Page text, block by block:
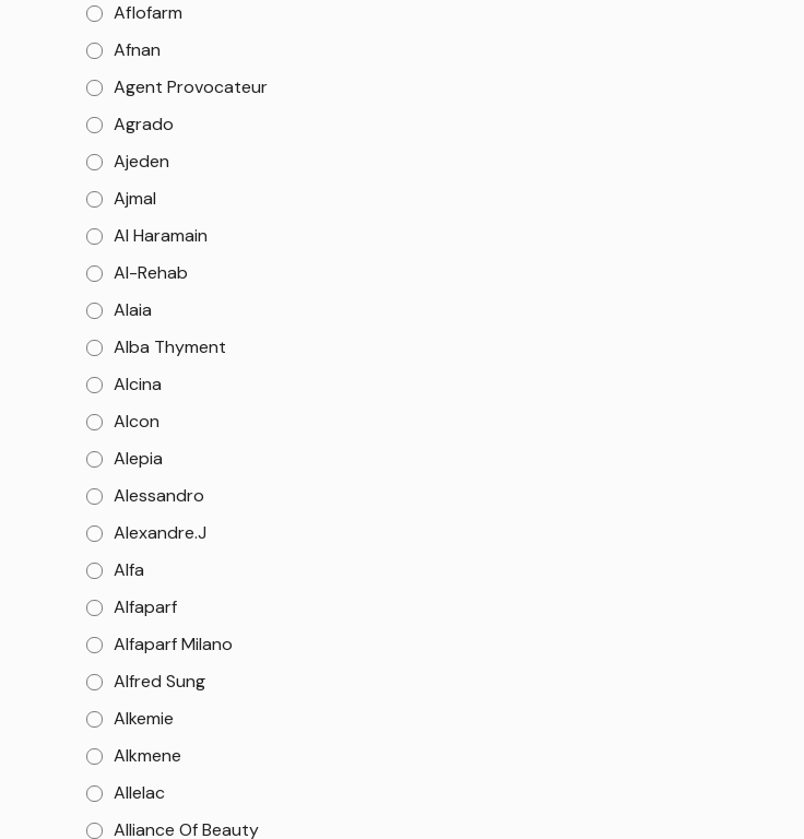
Aflofarm
Afnan
Agent Provocateur
Agrado
Ajeden
Ajmal
Al Haramain
Al-Rehab
Alaia
Alba Thyment
Alcina
Alcon
Alepia
Alessandro
Alexandre.J
Alfa
Alfaparf
Alfaparf Milano
Alfred Sung
Alkemie
Alkmene
Allelac
Alliance Of Beauty